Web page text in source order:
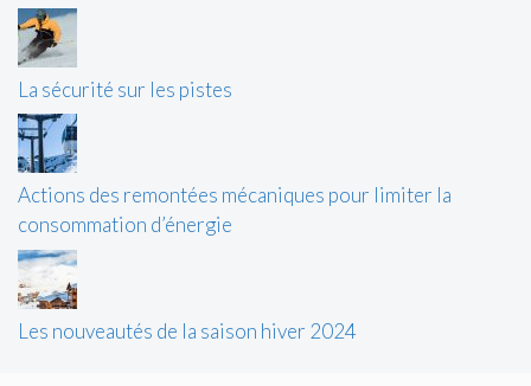
La sécurité sur les pistes
Actions des remontées mécaniques pour limiter la
consommation d’énergie
Les nouveautés de la saison hiver 2024